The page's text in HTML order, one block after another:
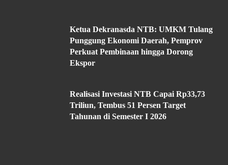
Ketua Dekranasda NTB: UMKM Tulang
Punggung Ekonomi Daerah, Pemprov
Perkuat Pembinaan hingga Dorong
Ekspor
Realisasi Investasi NTB Capai Rp33,73
Triliun, Tembus 51 Persen Target
Tahunan di Semester I 2026